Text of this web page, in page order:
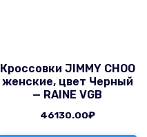
Кроссовки JIMMY CHOO
женские, цвет Черный
— RAINE VGB
46130.00₽